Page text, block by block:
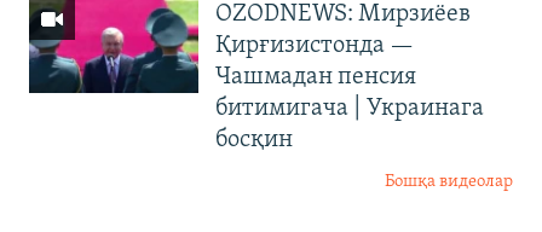
OZODNEWS: Мирзиёев
Қирғизистонда —
Чашмадан пенсия
битимигача | Украинага
босқин
Бошқа видеолар